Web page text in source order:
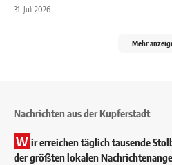
31. Juli 2026
Mehr
Nachrichten aus der Kupferstadt
W ir erreichen täglich tausende
der größten lokalen